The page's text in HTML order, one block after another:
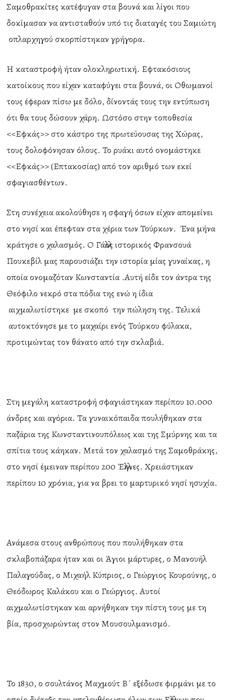
Σαμοθρακίτες κατέφυγαν στα βουνά και λίγοι που
δοκίμασαν να αντισταθούν υπό τις διαταγές του Σαμιώτη
οπλαρχηγού σκορπίστηκαν γρήγορα.
Η καταστροφή ήταν ολοκληρωτική. Εφτακόσιους
κατοίκους που είχαν καταφύγει στα βουνά, οι Οθωμανοί
τους έφεραν πίσω με δόλο, δίνοντάς τους την εντύπωση
ότι θα τους δώσουν χάρη. Ωστόσο στην τοποθεσία
<<Εφκάς>> στο κάστρο της πρωτεύουσας της Χώρας,
τους δολοφόνησαν όλους. Το ρυάκι αυτό ονομάστηκε
<<Εφκάς>> (Επτακοσίας) από τον αριθμό των εκεί
σφαγιασθέντων.
Στη συνέχεια ακολούθησε η σφαγή όσων είχαν απομείνει
στο νησί και έπεφταν στα χέρια των Τούρκων. Ένα μήνα
κράτησε ο χαλασμός. Ο Γάλλος ιστορικός Φρανσουά
Πουκεβίλ μας παρουσιάζει την ιστορία μίας γυναίκας, η
οποία ονομαζόταν Κωνσταντία .Αυτή είδε τον άντρα της
Θεόφιλο νεκρό στα πόδια της ενώ η ίδια
αιχμαλωτίστηκε με σκοπό την πώληση της. Τελικά
αυτοκτόνησε με το μαχαίρι ενός Τούρκου φύλακα,
προτιμώντας τον θάνατο από την σκλαβιά.
Στη μεγάλη καταστροφή σφαγιάστηκαν περίπου 10.000
άνδρες και αγόρια. Τα γυναικόπαιδα πουλήθηκαν στα
παζάρια της Κωνσταντινουπόλεως και της Σμύρνης και τα
σπίτια τους κάηκαν. Μετά τον χαλασμό της Σαμοθράκης,
στο νησί έμειναν περίπου 200 Έλληνες. Χρειάστηκαν
περίπου 10 χρόνια, για να βρει το μαρτυρικό νησί ησυχία.
Ανάμεσα στους ανθρώπους που πουλήθηκαν στα
σκλαβοπάζαρα ήταν και οι Άγιοι μάρτυρες, ο Μανουήλ
Παλαγούδας, ο Μιχαήλ Κύπριος, ο Γεώργιος Κουρούνης, ο
Θεόδωρος Καλάκου και ο Γεώργιος. Αυτοί
αιχμαλωτίστηκαν και αρνήθηκαν την πίστη τους με τη
βία, προσχωρώντας στον Μουσουλμανισμό.
Το 1830, ο σουλτάνος Μαχμούτ Β΄ εξέδωσε φιρμάνι με το